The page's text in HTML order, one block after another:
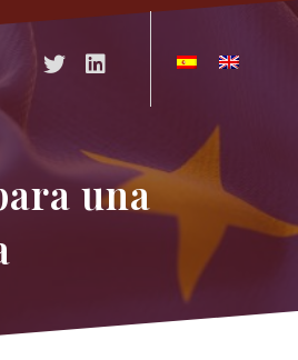
Acceso a Twitter
Acceso a Linkedin
una